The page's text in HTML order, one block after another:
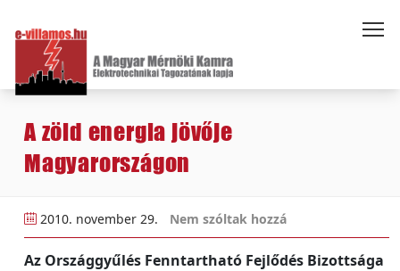
A zöld energia jövője
Magyarországon
2010. november 29. Nem szóltak hozzá
Az Országgyűlés Fenntartható Fejlődés Bizottsága